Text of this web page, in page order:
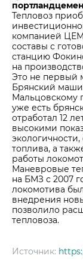
Тепловоз
компанией
составы с
станцию
на
Это не первый
Брянский
Мальцовскому
уже есть
отработал 12
высокими
топлива, а
работы
Маневровые
на БМЗ с 2007
локомотива
внедрения
позволило
тепловоза.
Источник:
Служба